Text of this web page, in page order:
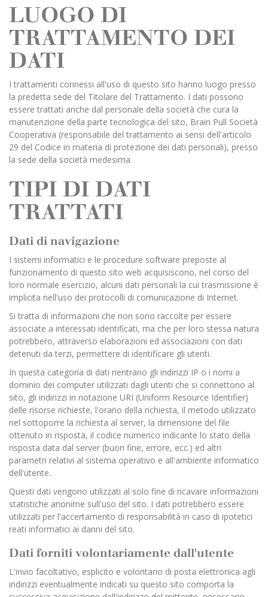
LUOGO DI
TRATTAMENTO DEI
DATI
I trattamenti connessi all'uso di questo sito hanno luogo presso
la predetta sede del Titolare del Trattamento. I dati possono
essere trattati anche dal personale della società che cura la
manutenzione della parte tecnologica del sito, Brain Pull Società
Cooperativa (responsabile del trattamento ai sensi dell'articolo
29 del Codice in materia di protezione dei dati personali), presso
la sede della società medesima.
TIPI DI DATI
TRATTATI
Dati di navigazione
I sistemi informatici e le procedure software preposte al
funzionamento di questo sito web acquisiscono, nel corso del
loro normale esercizio, alcuni dati personali la cui trasmissione è
implicita nell'uso dei protocolli di comunicazione di Internet.
Si tratta di informazioni che non sono raccolte per essere
associate a interessati identificati, ma che per loro stessa natura
potrebbero, attraverso elaborazioni ed associazioni con dati
detenuti da terzi, permettere di identificare gli utenti.
In questa categoria di dati rientrano gli indirizzi IP o i nomi a
dominio dei computer utilizzati dagli utenti che si connettono al
sito, gli indirizzi in notazione URI (Uniform Resource Identifier)
delle risorse richieste, l'orario della richiesta, il metodo utilizzato
nel sottoporre la richiesta al server, la dimensione del file
ottenuto in risposta, il codice numerico indicante lo stato della
risposta data dal server (buon fine, errore, ecc.) ed altri
parametri relativi al sistema operativo e all'ambiente informatico
dell'utente.
Questi dati vengono utilizzati al solo fine di ricavare informazioni
statistiche anonime sull'uso del sito. I dati potrebbero essere
utilizzati per l'accertamento di responsabilità in caso di ipotetici
reati informatici ai danni del sito.
Dati forniti volontariamente dall'utente
L'invio facoltativo, esplicito e volontario di posta elettronica agli
indirizzi eventualmente indicati su questo sito comporta la